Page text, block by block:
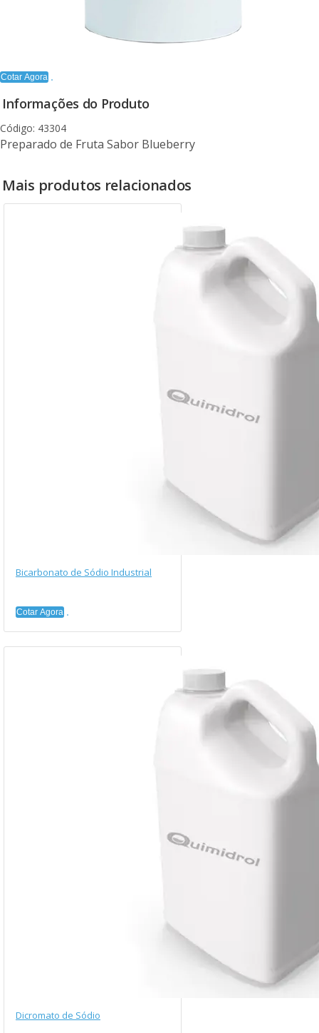
Cotar Agora
Informações do Produto
Código: 43304
Preparado de Fruta Sabor Blueberry
Mais produtos relacionados
Bicarbonato de Sódio Industrial
Cotar Agora
Dicromato de Sódio